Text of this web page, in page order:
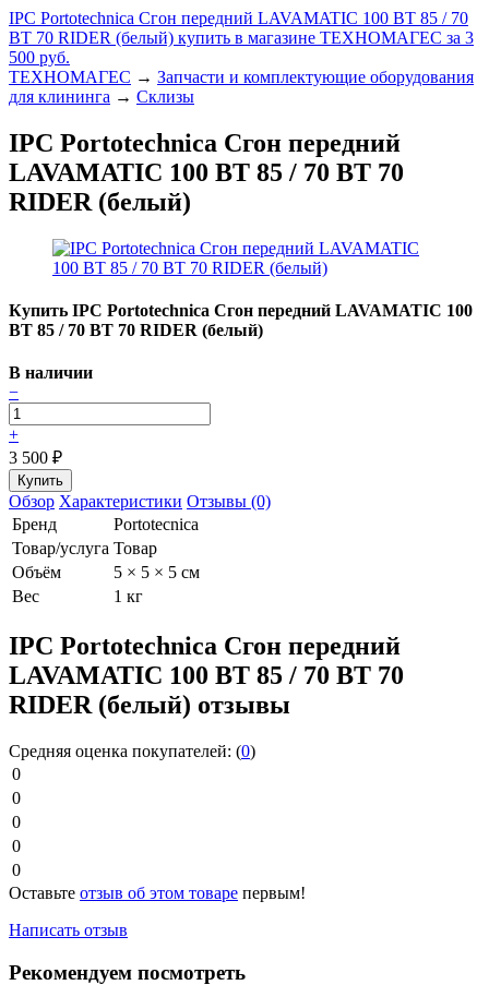
IPC Portotechnica Сгон передний LAVAMATIC 100 ВТ 85 / 70
ВТ 70 RIDER (белый) купить в магазине ТЕХНОМАГЕС за 3
500 руб.
ТЕХНОМАГЕС → Запчасти и комплектующие оборудования
для клининга → Склизы
IPC Portotechnica Сгон передний
LAVAMATIC 100 ВТ 85 / 70 ВТ 70
RIDER (белый)
Купить IPC Portotechnica Сгон передний LAVAMATIC 100
ВТ 85 / 70 ВТ 70 RIDER (белый)
В наличии
−
+
3 500 ₽
Обзор Характеристики Отзывы (0)
Бренд
Portotecnica
Товар/услуга Товар
Объём
5 × 5 × 5 см
Вес
1 кг
IPC Portotechnica Сгон передний
LAVAMATIC 100 ВТ 85 / 70 ВТ 70
RIDER (белый) отзывы
Средняя оценка покупателей: (0)
0
0
0
0
0
Оставьте отзыв об этом товаре первым!
Написать отзыв
Рекомендуем посмотреть